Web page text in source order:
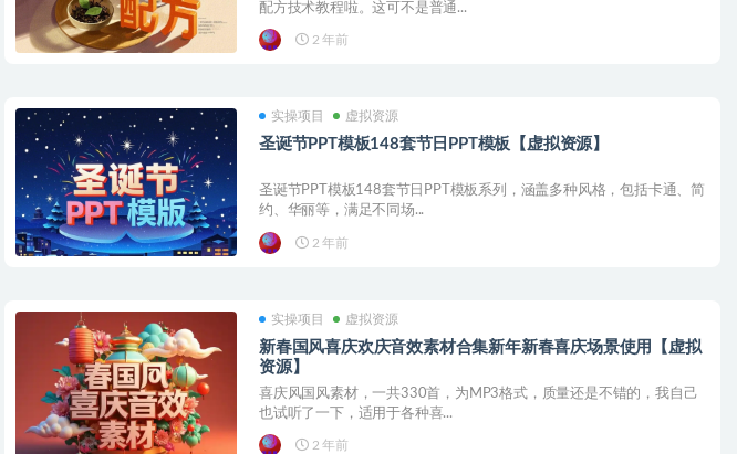
配方技术教程啦。这可不是普通...
2 年前
实操项目 虚拟资源
圣诞节PPT模板148套节日PPT模板【虚拟资源】
圣诞节PPT模板148套节日PPT模板系列，涵盖多种风格，包括卡通、简
约、华丽等，满足不同场...
2 年前
实操项目 虚拟资源
新春国风喜庆欢庆音效素材合集新年新春喜庆场景使用【虚拟
资源】
喜庆风国风素材，一共330首，为MP3格式，质量还是不错的，我自己
也试听了一下，适用于各种喜...
2 年前